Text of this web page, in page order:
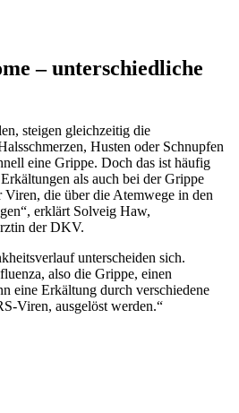
– unterschiedliche
steigen gleichzeitig die
Husten oder Schnupfen
eine Grippe. Doch das ist häufig
als auch bei der Grippe
die über die Atemwege in den
erklärt Solveig Haw,
der DKV.
unterscheiden sich.
also die Grippe, einen
eine Erkältung durch verschiedene
Viren, ausgelöst werden.“